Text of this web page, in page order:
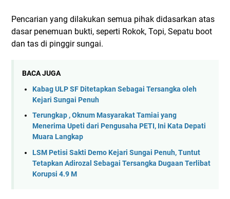
Pencarian yang dilakukan semua pihak didasarkan atas
dasar penemuan bukti, seperti Rokok, Topi, Sepatu boot
dan tas di pinggir sungai.
BACA JUGA
Kabag ULP SF Ditetapkan Sebagai Tersangka oleh
Kejari Sungai Penuh
Terungkap , Oknum Masyarakat Tamiai yang
Menerima Upeti dari Pengusaha PETI, Ini Kata Depati
Muara Langkap
LSM Petisi Sakti Demo Kejari Sungai Penuh, Tuntut
Tetapkan Adirozal Sebagai Tersangka Dugaan Terlibat
Korupsi 4.9 M